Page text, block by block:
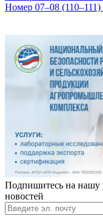
Номер 07–08
Подпишитесь на нашу
новостей